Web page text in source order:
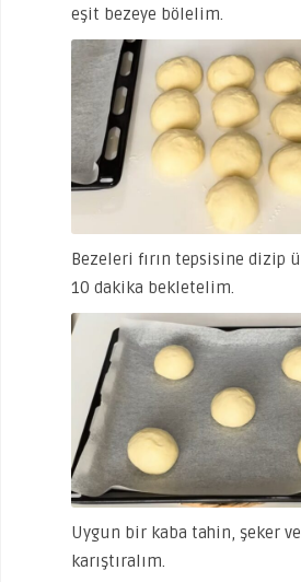
eşit bezeye bölelim.
Bezeleri fırın tepsisine dizip
10 dakika bekletelim.
Uygun bir kaba tahin, şeker
karıştıralım.